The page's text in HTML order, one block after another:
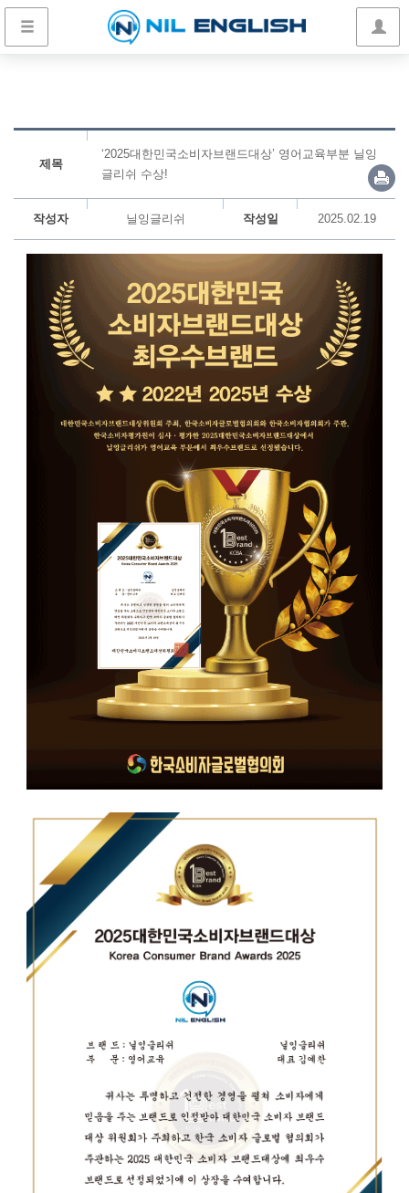
제목
‘2025대한민국소비자브랜드대상’ 영어교육부분 닐잉
글리쉬 수상!
작성자 닐잉글리쉬 작성일 2025.02.19